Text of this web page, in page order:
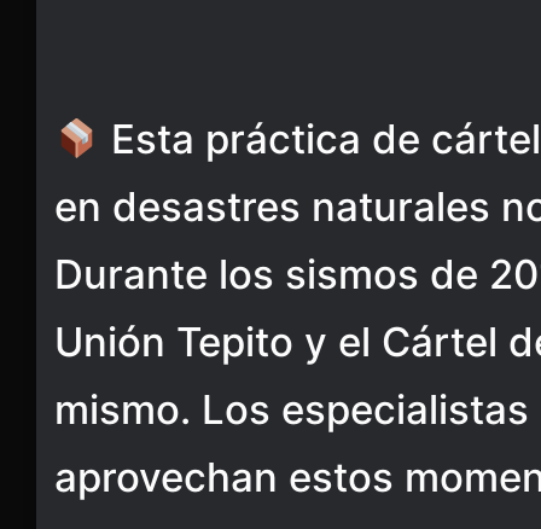
Esta práctica de
en desastres naturales
Durante los sismos de
Unión Tepito y el Cártel
mismo. Los
aprovechan estos